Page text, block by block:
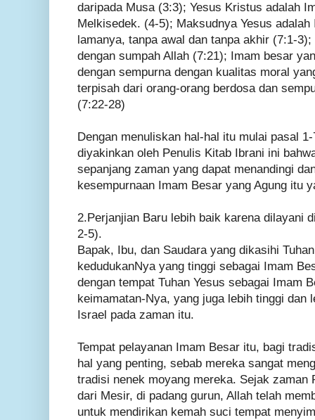
daripada Musa (3:3); Yesus Kristus adalah
Melkisedek. (4-5); Maksudnya Yesus
lamanya, tanpa awal dan tanpa akhir (7:1-
dengan sumpah Allah (7:21); Imam besar
dengan sempurna dengan kualitas moral
terpisah dari orang-orang berdosa dan
(7:22-28)
Dengan menuliskan hal-hal itu mulai pasal
diyakinkan oleh Penulis Kitab Ibrani ini
sepanjang zaman yang dapat menandingi
kesempurnaan Imam Besar yang Agung itu
2.Perjanjian Baru lebih baik karena dilayani
2-5).
Bapak, Ibu, dan Saudara yang dikasihi
kedudukanNya yang tinggi sebagai Imam
dengan tempat Tuhan Yesus sebagai Imam
keimamatan-Nya, yang juga lebih tinggi dan
Israel pada zaman itu.
Tempat pelayanan Imam Besar itu, bagi
hal yang penting, sebab mereka sangat
tradisi nenek moyang mereka. Sejak zaman
dari Mesir, di padang gurun, Allah telah
untuk mendirikan kemah suci tempat